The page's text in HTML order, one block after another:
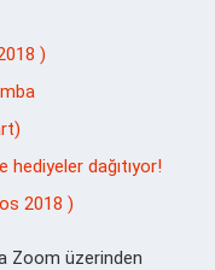
)
hediyeler dağıtıyor!
2018 )
Zoom üzerinden